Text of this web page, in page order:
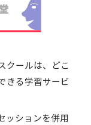
クールは、どこ
きる学習サービ
ッションを併用